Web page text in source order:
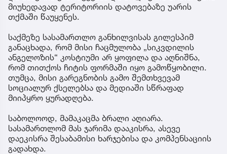
მიუხედავად ტერიტორიის დატოვებაზე უარის
თქმაში წაუყენეს.
საქმეზე სასამართლო განხილვისას გილესპიმ
განაცხადა, რომ მისი ჩაცმულობა „სიკვდილის
ანგელოზის“ კოსტიუმი არ ყოფილა და აღნიშნა,
რომ თითქოს ჩიტის ფორმაში იყო გამოწყობილი.
თუმცა, მისი გარეგნობის გამო შემთხვევამ
სოციალურ ქსელებსა და მედიაში სწრაფად
მიიპყრო ყურადღება.
საბოლოოდ, მამაკაცმა ბრალი აღიარა.
სასამართლომ მას ჯარიმა დააკისრა, ასევე
დაეკისრა შესაბამისი ხარჯებისა და კომპენსაციის
გადახდა.